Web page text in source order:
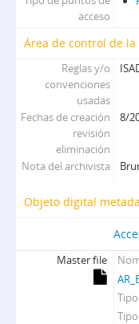
acceso
Área de control de
Reglas y/o
convenciones
usadas
Fechas de creación
revisión
eliminación
8/
Nota del archivista
Objeto digital
Master file